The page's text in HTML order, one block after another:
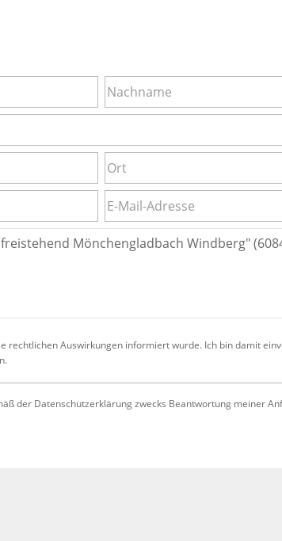
rechtlichen Auswirkungen informiert wurde. Ich bin damit
der Datenschutzerklärung zwecks Beantwortung meiner